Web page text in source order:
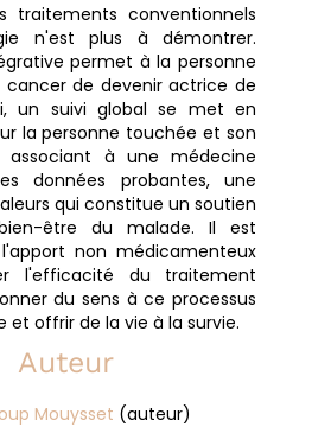
traitements conventionnels
n'est plus à démontrer.
permet à la personne
de devenir actrice de
un suivi global se met en
la personne touchée et son
associant à une médecine
données probantes, une
qui constitue un soutien
être du malade. Il est
non médicamenteux
l'efficacité du traitement
du sens à ce processus
et offrir de la vie à la survie.
Auteur
Mouysset (auteur)